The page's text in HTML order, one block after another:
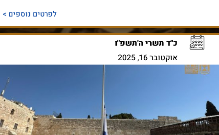
לפרטים נוספים >
כ"ד תשרי ה'תשפ"ו
אוקטובר 16, 2025